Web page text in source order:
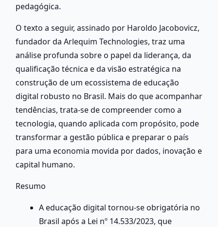
pedagógica.
O texto a seguir, assinado por Haroldo Jacobovicz,
fundador da Arlequim Technologies, traz uma
análise profunda sobre o papel da liderança, da
qualificação técnica e da visão estratégica na
construção de um ecossistema de educação
digital robusto no Brasil. Mais do que acompanhar
tendências, trata-se de compreender como a
tecnologia, quando aplicada com propósito, pode
transformar a gestão pública e preparar o país
para uma economia movida por dados, inovação e
capital humano.
Resumo
A educação digital tornou-se obrigatória no
Brasil após a Lei nº 14.533/2023, que